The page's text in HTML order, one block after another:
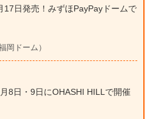
日発売！みずほPayPayドームで
岡ドーム）
8日・9日にOHASHI HILLで開催